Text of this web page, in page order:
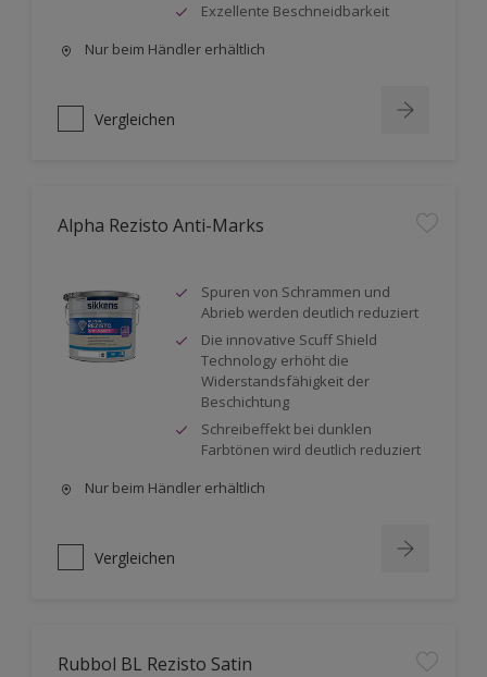
Exzellente Beschneidbarkeit
Nur beim Händler erhältlich
Vergleichen
Alpha Rezisto Anti-Marks
Spuren von Schrammen und
Abrieb werden deutlich reduziert
Die innovative Scuff Shield
Technology erhöht die
Widerstandsfähigkeit der
Beschichtung
Schreibeffekt bei dunklen
Farbtönen wird deutlich reduziert
Nur beim Händler erhältlich
Vergleichen
Rubbol BL Rezisto Satin